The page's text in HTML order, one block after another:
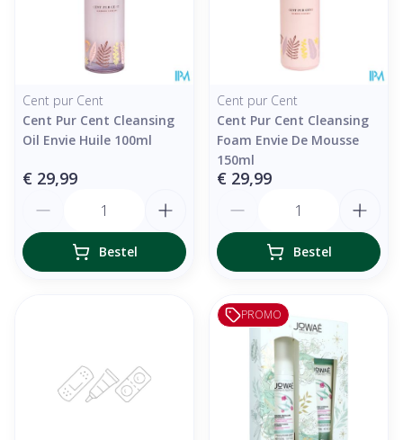
Cent pur Cent
Cent Pur Cent Cleansing
Oil Envie Huile 100ml
€ 29,99
Bestel
Cent pur Cent
Cent Pur Cent Cleansing
Foam Envie De Mousse
150ml
€ 29,99
Bestel
PROMO